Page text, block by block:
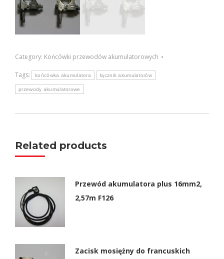
Category: Końcówki przewodów akumulatorowych
Tags: końcówka akumulatora łącznik akumulatorów
przewody akumulatorowe
Related products
Przewód akumulatora plus 16mm2,
2,57m F126
Zacisk mosiężny do francuskich